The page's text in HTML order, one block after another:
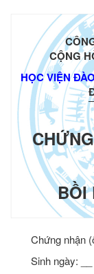
CỘNG
HỌC VIỆN
BỒI
Chứng nhận
Sinh ngày: __